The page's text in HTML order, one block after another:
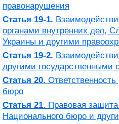
правонарушения
Статья 19-1.
органами внутренних дел,
Украины и другими
Статья 19-2.
другими государственными
Статья 20.
бюро
Статья 21. Правовая
Национального бюро и